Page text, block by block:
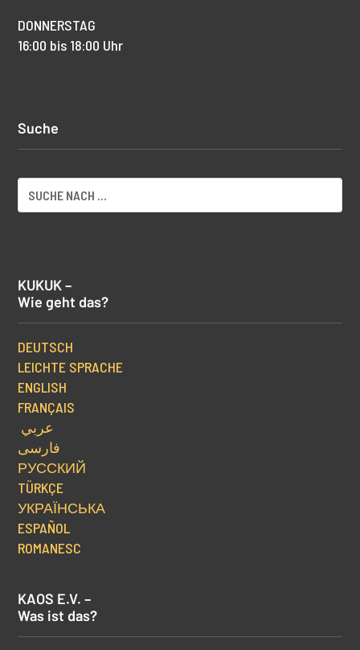
DONNERSTAG
16:00 bis 18:00 Uhr
Suche
KUKUK –
Wie geht das?
DEUTSCH
LEICHTE SPRACHE
ENGLISH
FRANÇAIS
عربي
فارسی
РУССКИЙ
TÜRKÇE
УКРАЇНСЬКА
ESPAÑOL
ROMANESC
KAOS E.V. –
Was ist das?